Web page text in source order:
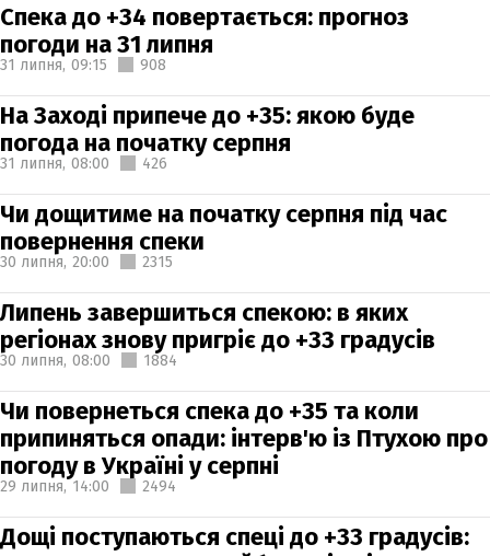
Спека до +34 повертається: прогноз
погоди на 31 липня
31 липня, 09:15 908
На Заході припече до +35: якою буде
погода на початку серпня
31 липня, 08:00 426
Чи дощитиме на початку серпня під час
повернення спеки
30 липня, 20:00 2315
Липень завершиться спекою: в яких
регіонах знову пригріє до +33 градусів
30 липня, 08:00 1884
Чи повернеться спека до +35 та коли
припиняться опади: інтерв'ю із Птухою про
погоду в Україні у серпні
29 липня, 14:00 2494
Дощі поступаються спеці до +33 градусів: